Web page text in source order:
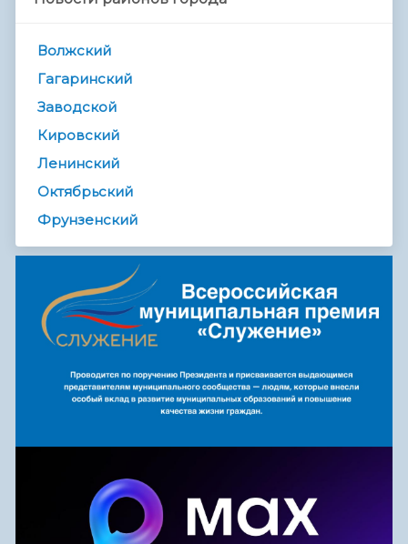
Волжский
Гагаринский
Заводской
Кировский
Ленинский
Октябрьский
Фрунзенский